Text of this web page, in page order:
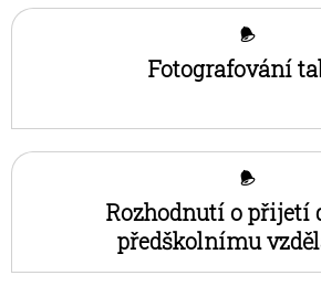
Fotografování
Rozhodnutí o přijetí
předškolnímu